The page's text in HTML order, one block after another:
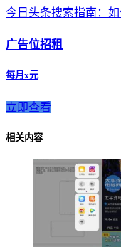
今日头条搜索指南：
广告位招租
每月x元
立即查看
相关内容